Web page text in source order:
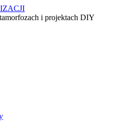
i projektach DIY